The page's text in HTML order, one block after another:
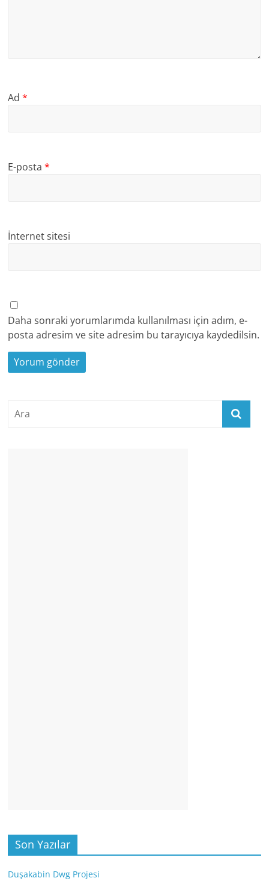
Ad*
E-posta*
İnternet sitesi
Daha sonraki yorumlarımda kullanılması için adım, e-
posta adresim ve site adresim bu tarayıcıya kaydedilsin.
Son Yazılar
Duşakabin Dwg Projesi